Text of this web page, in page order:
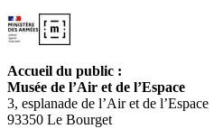
Accueil du public :
Musée de l’Air et de l’Espace
3, esplanade de l’Air et de l’Espace
93350 Le Bourget